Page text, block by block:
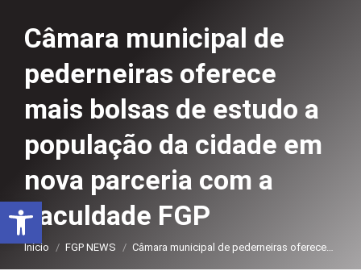
Câmara municipal de
pederneiras oferece
mais bolsas de estudo a
população da cidade em
nova parceria com a
Faculdade FGP
Você está aqui:
Início FGP NEWS Câmara municipal de pederneiras oferece…
Abrir a barra de ferramentas